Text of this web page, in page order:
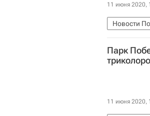
11 июня 2020,
Новости
Жилье
Парк
11 июня 2020,